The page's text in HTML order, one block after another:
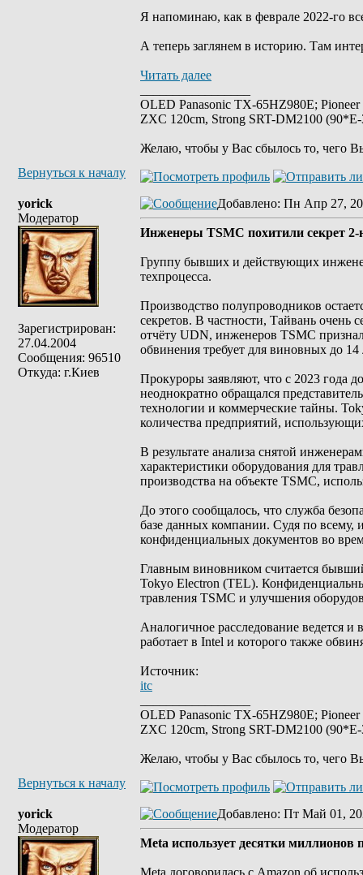
Я напоминаю, как в феврале 2022-го
А теперь заглянем в историю. Там
Читать далее
OLED Panasonic TX-65HZ980E;
ZXC 120cm, Strong SRT-DM2100
Желаю, чтобы у Вас сбылось то, чего
Вернуться к началу
yorick
Модератор
Зарегистрирован:
27.04.2004
Сообщения: 96510
Откуда: г.Киев
Добавлено: Пн Апр 27,
Инженеры TSMC похитили секрет
Группу бывших и действующих
техпроцесса.
Производство полупроводников
секретов. В частности, Тайвань очень
отчёту UDN, инженеров TSMC
обвинения требует для виновных до
Прокуроры заявляют, что с 2023
неоднократно обращался
технологии и коммерческие тайны.
количества предприятий,
В результате анализа снятой
характеристики оборудования для
производства на объекте TSMC,
До этого сообщалось, что служба
базе данных компании. Судя по
конфиденциальных документов во
Главным виновником считается
Tokyo Electron (TEL).
травления TSMC и улучшения
Аналогичное расследование ведется
работает в Intel и которого также
Источник:
itc
OLED Panasonic TX-65HZ980E;
ZXC 120cm, Strong SRT-DM2100
Желаю, чтобы у Вас сбылось то, чего
Вернуться к началу
yorick
Модератор
Добавлено: Пт Май 01,
Meta использует десятки
Meta договорилась с Amazon об